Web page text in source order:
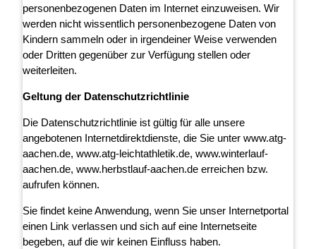
personenbezogenen Daten im Internet einzuweisen. Wir
werden nicht wissentlich personenbezogene Daten von
Kindern sammeln oder in irgendeiner Weise verwenden
oder Dritten gegenüber zur Verfügung stellen oder
weiterleiten.
Geltung der Datenschutzrichtlinie
Die Datenschutzrichtlinie ist gültig für alle unsere
angebotenen Internetdirektdienste, die Sie unter www.atg-
aachen.de, www.atg-leichtathletik.de, www.winterlauf-
aachen.de, www.herbstlauf-aachen.de erreichen bzw.
aufrufen können.
Sie findet keine Anwendung, wenn Sie unser Internetportal
einen Link verlassen und sich auf eine Internetseite
begeben, auf die wir keinen Einfluss haben.